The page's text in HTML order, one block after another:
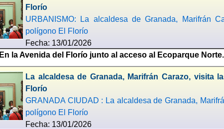
Florío
URBANISMO: La alcaldesa de Granada, Marifrán
polígono El Florío
Fecha: 13/01/2026
En la Avenida del Florío junto al acceso al Ecoparque Norte.
La alcaldesa de Granada, Marifrán Carazo,
Florío
GRANADA CIUDAD : La alcaldesa de Granada,
polígono El Florío
Fecha: 13/01/2026